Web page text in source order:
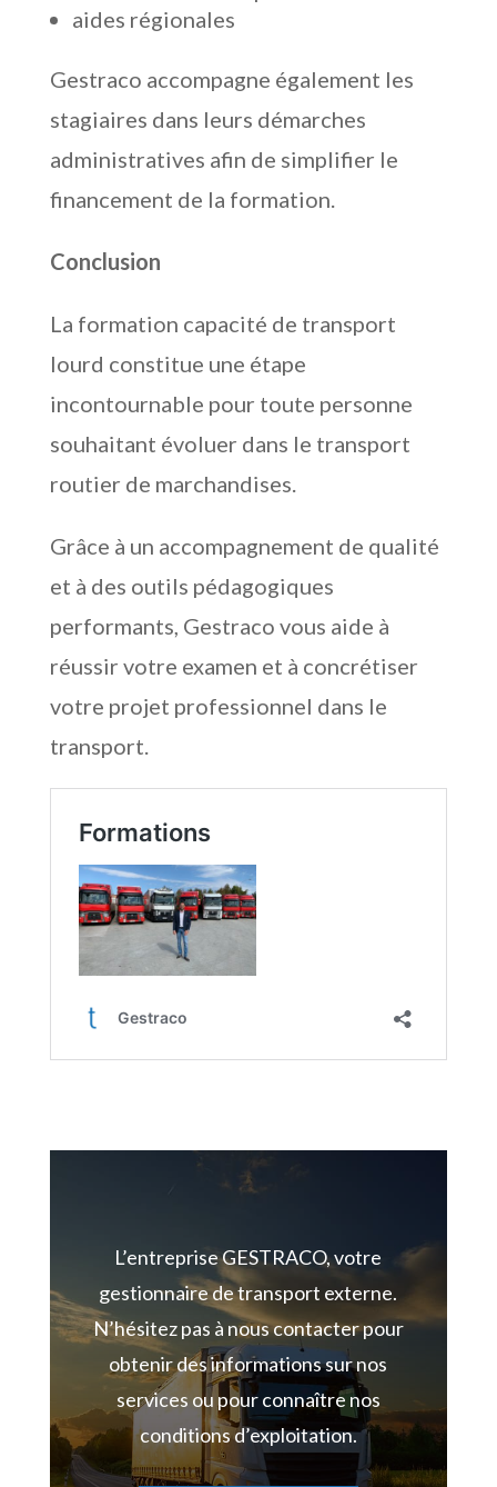
aides régionales
Gestraco accompagne également les
stagiaires dans leurs démarches
administratives afin de simplifier le
financement de la formation.
Conclusion
La formation capacité de transport
lourd constitue une étape
incontournable pour toute personne
souhaitant évoluer dans le transport
routier de marchandises.
Grâce à un accompagnement de qualité
et à des outils pédagogiques
performants, Gestraco vous aide à
réussir votre examen et à concrétiser
votre projet professionnel dans le
transport.
L’entreprise GESTRACO, votre
gestionnaire de transport externe.
N’hésitez pas à nouscontacter pour
obtenir des informations sur nos
services ou pour connaître nos
conditions d’exploitation.